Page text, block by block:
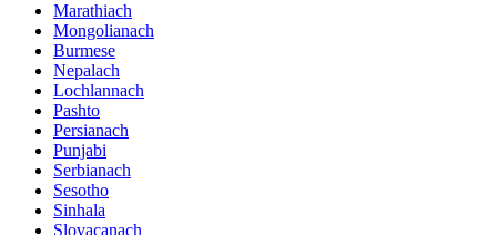
Marathiach
Mongolianach
Burmese
Nepalach
Lochlannach
Pashto
Persianach
Punjabi
Serbianach
Sesotho
Sinhala
Slovacanach